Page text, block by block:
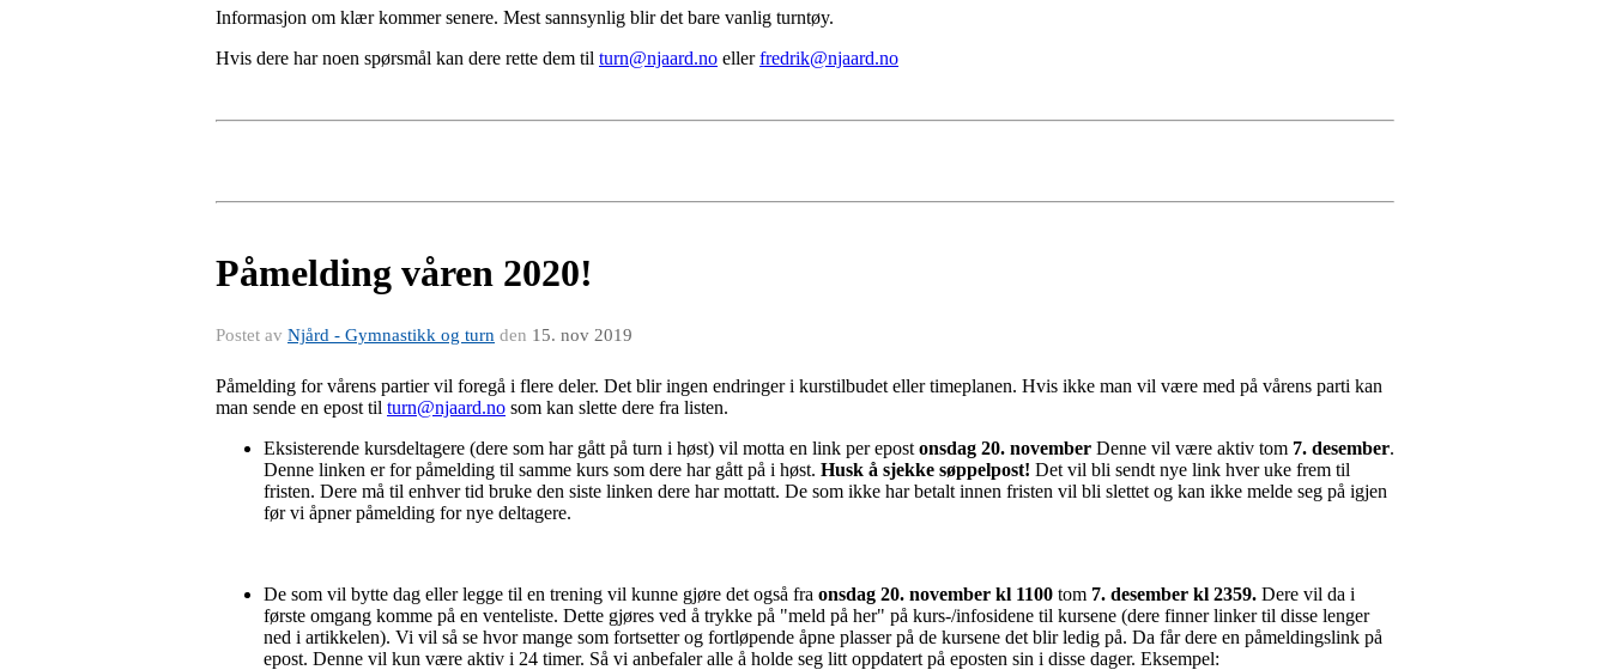
Informasjon om klær kommer senere. Mest sannsynlig blir det bare vanlig turntøy.
Hvis dere har noen spørsmål kan dere rette dem til turn@njaard.no ellerfredrik@njaard.no
Påmelding våren 2020!
Postet av Njård - Gymnastikk og turn den 15. nov 2019
Påmelding for vårens partier vil foregå i flere deler. Det blir ingen endringer i kurstilbudet eller timeplanen. Hvis ikke man vil være med på vårens parti kan
man sende en epost til turn@njaard.no som kan slette dere fra listen.
Eksisterende kursdeltagere (dere som har gått på turn i høst) vil motta en link per epost onsdag 20. november Denne vil være aktiv tom 7. desember.
Denne linken er for påmelding til samme kurs som dere har gått på i høst. Husk å sjekke søppelpost! Det vil bli sendt nye link hver uke frem til
fristen. Dere må til enhver tid bruke den siste linken dere har mottatt. De som ikke har betalt innen fristen vil bli slettet og kan ikke melde seg på igjen
før vi åpner påmelding for nye deltagere.
De som vil bytte dag eller legge til en trening vil kunne gjøre det også fra onsdag 20. november kl 1100 tom 7. desember kl 2359. Dere vil da i
første omgang komme på en venteliste. Dette gjøres ved å trykke på "meld på her" på kurs-/infosidene til kursene (dere finner linker til disse lenger
ned i artikkelen). Vi vil så se hvor mange som fortsetter og fortløpende åpne plasser på de kursene det blir ledig på. Da får dere en påmeldingslink på
epost. Denne vil kun være aktiv i 24 timer. Så vi anbefaler alle å holde seg litt oppdatert på eposten sin i disse dager. Eksempel: